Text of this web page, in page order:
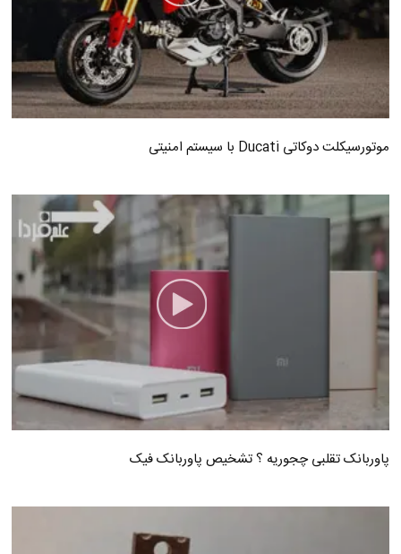
موتورسیکلت دوکاتی Ducati با سیستم امنیتی
پاوربانک تقلبی چجوریه ؟ تشخیص پاوربانک فیک